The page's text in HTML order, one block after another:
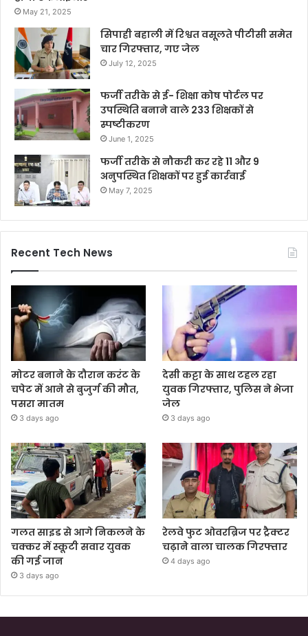
May 21, 2025
सिपाही बहाली में रिश्वत वसूलते पीटीसी समेत
चार गिरफ्तार, गए जेल
July 12, 2025
फर्जी तरीके से ई- शिक्षा कोष पोर्टल पर
उपस्थिति बनाने वाले 233 शिक्षकों से
स्पष्टीकरण
June 1, 2025
फर्जी तरीके से नौकरी कर रहे 11 और 9
अनुपस्थित शिक्षकों पर हुई कार्रवाई
May 7, 2025
Recent Tech News
मोटर बनाने के दौरान करंट के
चपेट में आने से बुजुर्ग की मौत,
पसरा मातम
3 days ago
देसी कट्टा के साथ टहल रहा
युवक गिरफ्तार, पुलिस ने भेजा
जेल
3 days ago
गलत साइड से आगे निकलने के
चक्कर में स्कूटी सवार युवक
की गई जान
3 days ago
रेलवे फुट ओवरब्रिज पर ट्रैक्टर
चढ़ाने वाला चालक गिरफ्तार
4 days ago